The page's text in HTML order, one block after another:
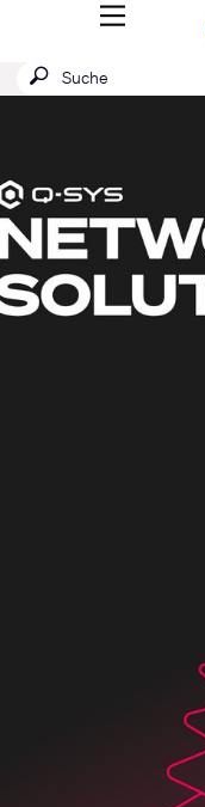
MENÜ
QSYS.com (English)
Français
日本語
한국어
China (中文)
Suche
absenden
SUCHE
1
/
1